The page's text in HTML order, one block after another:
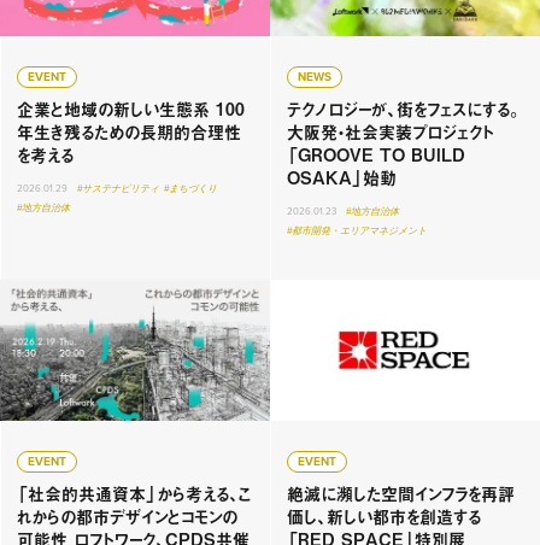
EVENT
企業と地域の新しい生態系 100
年生き残るための長期的合理性
を考える
2026.01.29 #サステナビリティ #まちづくり
#地方自治体
NEWS
テクノロジーが、街をフェスにする。
大阪発・社会実装プロジェクト
「GROOVE TO BUILD
OSAKA」始動
2026.01.23
#地方自治体
#都市開発・エリアマネジメント
EVENT
「社会的共通資本」から考える、こ
れからの都市デザインとコモンの
可能性 ロフトワーク、CPDS共催
EVENT
絶滅に瀕した空間インフラを再評
価し、新しい都市を創造する
「RED SPACE」特別展